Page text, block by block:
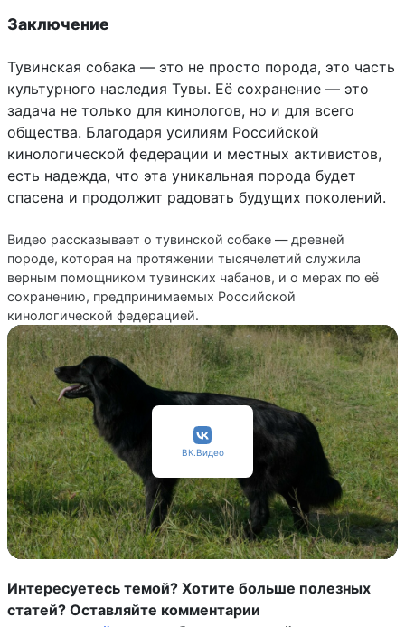
Заключение
Тувинская собака — это не просто порода, это часть
культурного наследия Тувы. Её сохранение — это
задача не только для кинологов, но и для всего
общества. Благодаря усилиям Российской
кинологической федерации и местных активистов,
есть надежда, что эта уникальная порода будет
спасена и продолжит радовать будущих поколений.
Видео рассказывает о тувинской собаке — древней
породе, которая на протяжении тысячелетий служила
верным помощником тувинских чабанов, и о мерах по её
сохранению, предпринимаемых Российской
кинологической федерацией.
ВК.Видео
Интересуетесь темой? Хотите больше полезных
статей? Оставляйте комментарии